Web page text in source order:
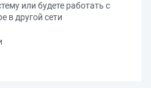
или будете работать с
в другой сети